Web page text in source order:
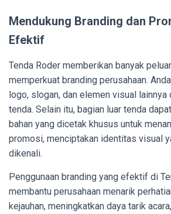
Mendukung Branding dan
Efektif
Tenda Roder memberikan banyak
memperkuat branding perusahaan.
logo, slogan, dan elemen visual lainnya
tenda. Selain itu, bagian luar tenda
bahan yang dicetak khusus untuk
promosi, menciptakan identitas visual
dikenali.
Penggunaan branding yang efektif di
membantu perusahaan menarik
kejauhan, meningkatkan daya tarik